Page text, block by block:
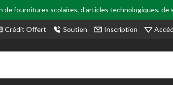
de fournitures scolaires, d'articles technologiques, de
Crédit Offert Soutien Inscription